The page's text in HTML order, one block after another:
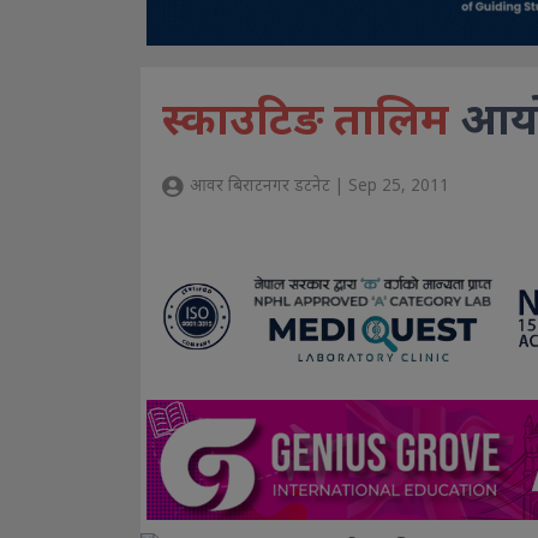
स्काउटिङ तालिम
आवर बिराटनगर डटनेट | Sep 25, 2011